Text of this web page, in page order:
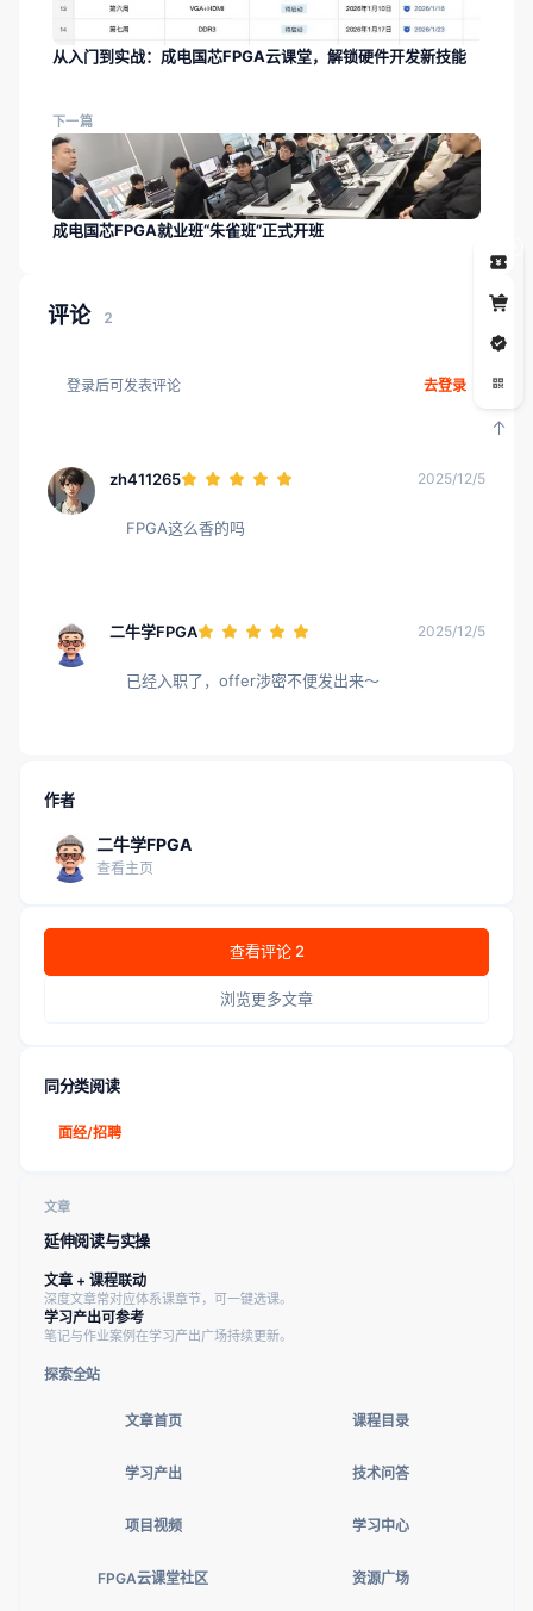
从入门到实战：成电国芯FPGA云课堂，解锁硬件开发新技能
下一篇
成电国芯FPGA就业班“朱雀班”正式开班
评论 2
登录后可发表评论 去登录
zh411265 2025/12/5
FPGA这么香的吗
二牛学FPGA 2025/12/5
已经入职了，offer涉密不便发出来～
作者
二牛学FPGA
查看主页
查看评论 2
浏览更多文章
同分类阅读
面经/招聘
文章
延伸阅读与实操
文章 + 课程联动
深度文章常对应体系课章节，可一键选课。
学习产出可参考
笔记与作业案例在学习产出广场持续更新。
探索全站
文章首页 课程目录
学习产出 技术问答
项目视频 学习中心
FPGA云课堂社区 资源广场